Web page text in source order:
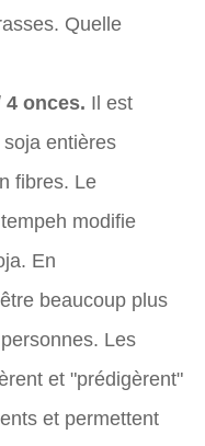
Quelle
4 onces. Il est
entières
fibres. Le
modifie
En
beaucoup plus
Les
et "prédigèrent"
et permettent